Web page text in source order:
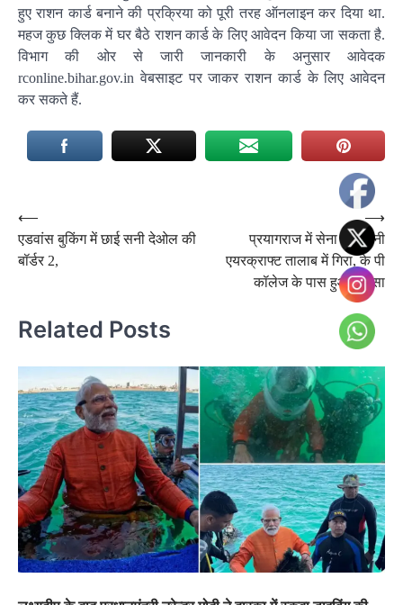
हुए राशन कार्ड बनाने की प्रक्रिया को पूरी तरह ऑनलाइन कर दिया था.
महज कुछ क्लिक में घर बैठे राशन कार्ड के लिए आवेदन किया जा सकता है.
विभाग की ओर से जारी जानकारी के अनुसार आवेदक
rconline.bihar.gov.in वेबसाइट पर जाकर राशन कार्ड के लिए आवेदन
कर सकते हैं.
Post
navigation
⟵
एडवांस बुकिंग में छाई सनी देओल की
बॉर्डर 2,
प्रयागराज में सेना का ट्रेनी
एयरक्राफ्ट तालाब में गिरा, के पी
कॉलेज के पास हुआ हादसा
⟶
Related Posts